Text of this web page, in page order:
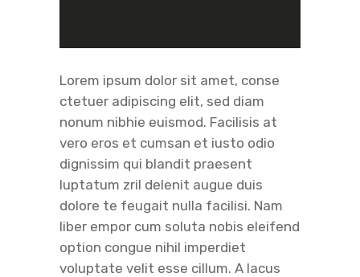
Lorem ipsum dolor sit amet, conse
ctetuer adipiscing elit, sed diam
nonum nibhie euismod. Facilisis at
vero eros et cumsan et iusto odio
dignissim qui blandit praesent
luptatum zril delenit augue duis
dolore te feugait nulla facilisi. Nam
liber empor cum soluta nobis eleifend
option congue nihil imperdiet
voluptate velit esse cillum. A lacus